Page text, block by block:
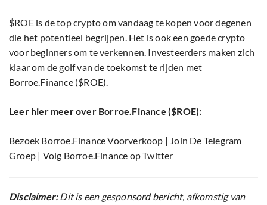
$ROE is de top crypto om vandaag te kopen voor degenen
die het potentieel begrijpen. Het is ook een goede crypto
voor beginners om te verkennen. Investeerders maken zich
klaar om de golf van de toekomst te rijden met
Borroe.Finance ($ROE).
Leer hier meer over Borroe.Finance ($ROE):
Bezoek Borroe.Finance Voorverkoop | Join De Telegram
Groep | Volg Borroe.Finance op Twitter
Disclaimer:Dit is een gesponsord bericht, afkomstig van